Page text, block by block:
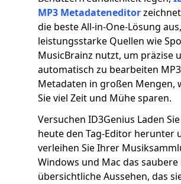
MP3 Metadateneditor
die beste All-in-One-Lösung
leistungsstarke Quellen wie
MusicBrainz nutzt, um präzise
automatisch zu bearbeiten MP3
Metadaten in großen Mengen,
Sie viel Zeit und Mühe sparen.
Versuchen ID3Genius Laden
heute den Tag-Editor herunter
verleihen Sie Ihrer
Windows und Mac das saubere
übersichtliche Aussehen, das